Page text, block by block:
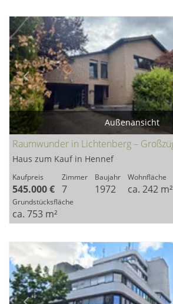
Außenansicht
Haus zum Kauf in Hennef
Kaufpreis
545.000 €
Zimmer
7
Baujahr
1972
Wohnfläche
ca. 242 m²
Grundstücksfläche
ca. 753 m²